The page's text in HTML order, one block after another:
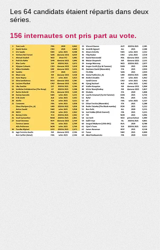
Les 64 candidats étaient répartis dans deux
séries.
156 internautes ont pris part au vote.